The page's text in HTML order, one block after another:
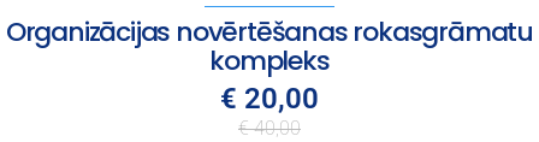
Organizācijas novērtēšanas rokasgrāmatu
kompleks
€ 20,00
€ 40,00